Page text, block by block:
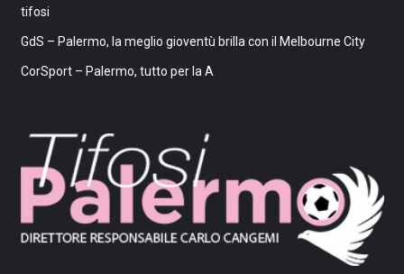
tifosi
GdS – Palermo, la meglio gioventù brilla con il Melbourne City
CorSport – Palermo, tutto per la A